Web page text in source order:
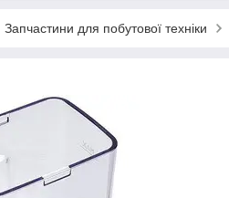
Запчастини для побутової техніки